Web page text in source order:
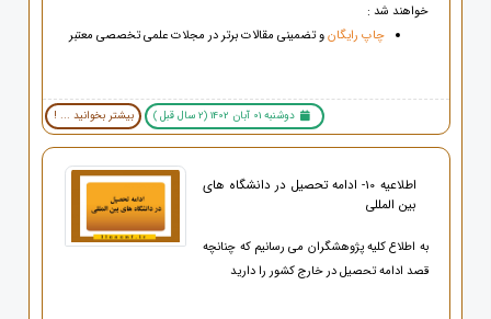
خواهند شد :
چاپ رایگانو تضمینی مقالات برتر در مجلات علمی تخصصی معتبر
دوشنبه 01 آبان 1402 (2 سال قبل ) بیشتر بخوانید ... !
اطلاعیه 10- ادامه تحصیل در دانشگاه های
بین المللی
به اطلاع کلیه پژوهشگران می رسانیم که چنانچه
قصد ادامه تحصیل در خارج کشور را دارید